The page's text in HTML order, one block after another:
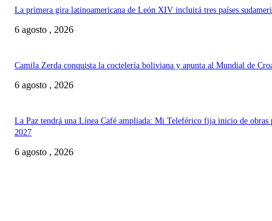
La primera gira latinoamericana de León XIV incluirá tres países
6 agosto , 2026
Camila Zerda conquista la coctelería boliviana y apunta al Mundial de
6 agosto , 2026
La Paz tendrá una Línea Café ampliada: Mi Teleférico fija inicio de obras
2027
6 agosto , 2026